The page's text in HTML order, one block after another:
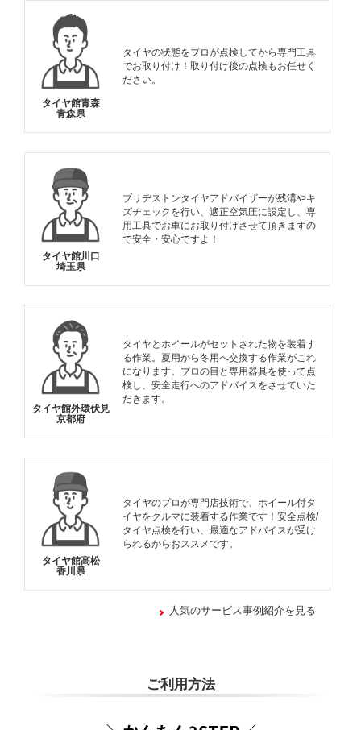
タイヤ館青森
青森県
タイヤの状態をプロが点検してから専門工具
でお取り付け！取り付け後の点検もお任せく
ださい。
タイヤ館川口
埼玉県
ブリヂストンタイヤアドバイザーが残溝やキ
ズチェックを行い、適正空気圧に設定し、専
用工具でお車にお取り付けさせて頂きますの
で安全・安心ですよ！
タイヤ館外環伏見
京都府
タイヤとホイールがセットされた物を装着す
る作業。夏用から冬用へ交換する作業がこれ
になります。プロの目と専用器具を使って点
検し、安全走行へのアドバイスをさせていた
だきます。
タイヤ館高松
香川県
タイヤのプロが専門店技術で、ホイール付タ
イヤをクルマに装着する作業です！安全点検/
タイヤ点検を行い、最適なアドバイスが受け
られるからおススメです。
人気のサービス事例紹介を見る
ご利用方法